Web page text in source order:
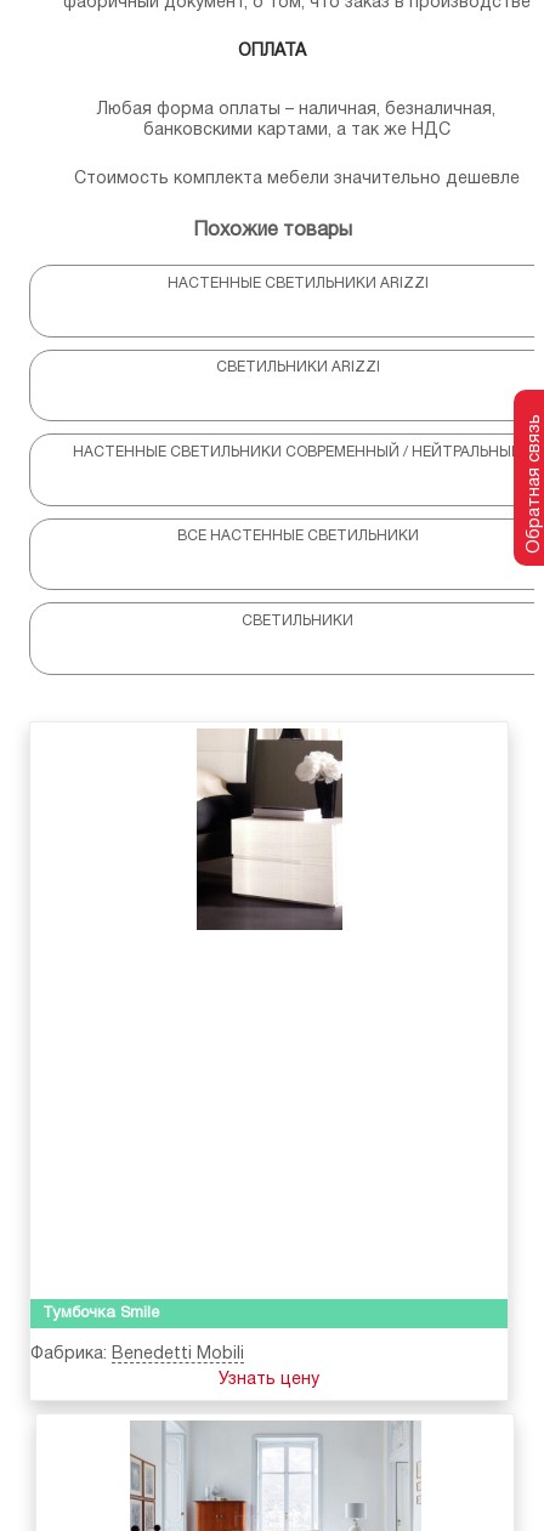
ОПЛАТА
Любая форма оплаты – наличная, безналичная,
банковскими картами, а так же НДС
Стоимость комплекта мебели значительно дешевле
Похожие товары
НАСТЕННЫЕ СВЕТИЛЬНИКИ ARIZZI
СВЕТИЛЬНИКИ ARIZZI
НАСТЕННЫЕ СВЕТИЛЬНИКИ СОВРЕМЕННЫЙ / НЕЙТРАЛЬНЫЙ
ВСЕ НАСТЕННЫЕ СВЕТИЛЬНИКИ
СВЕТИЛЬНИКИ
Тумбочка Smile
Фабрика: Benedetti Mobili
Узнать цену
Обратная связь